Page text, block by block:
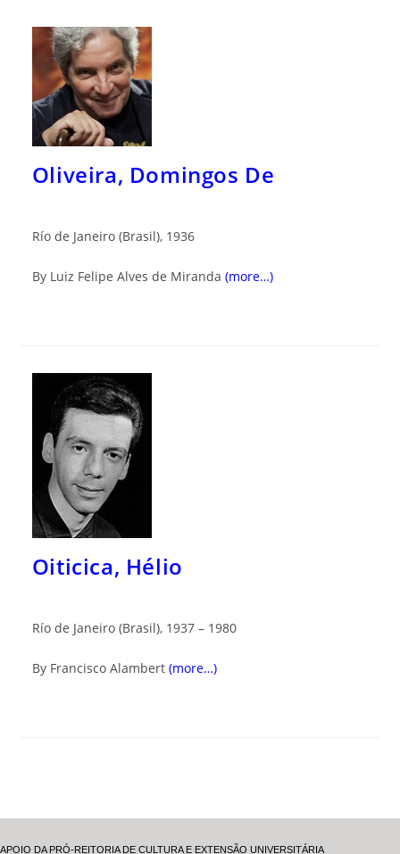
Oliveira, Domingos De
Río de Janeiro (Brasil), 1936
By Luiz Felipe Alves de Miranda (more…)
Oiticica, Hélio
Río de Janeiro (Brasil), 1937 – 1980
By Francisco Alambert (more…)
APOIO DA PRÓ-REITORIA DE CULTURA E EXTENSÃO UNIVERSITÁRIA